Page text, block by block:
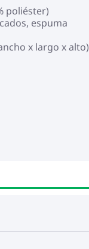
poliéster)
espuma
x largo x alto)